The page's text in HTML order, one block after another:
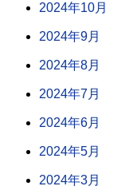
2024年10月
2024年9月
2024年8月
2024年7月
2024年6月
2024年5月
2024年3月